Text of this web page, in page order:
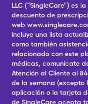
LLC (“SingleCare”) es
descuento de
web
incluye una lista
como también
relacionado con este
médicas, comunícate
Atención al Cliente al
de la semana (excepto
aplicación o la tarjeta
de SingleCare acepta